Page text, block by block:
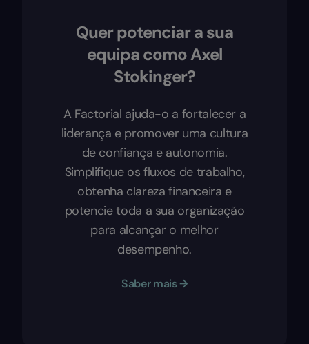
Quer potenciar a sua
equipa como Axel
Stokinger?
A Factorial ajuda-o a fortalecer a
liderança e promover uma cultura
de confiança e autonomia.
Simplifique os fluxos de trabalho,
obtenha clareza financeira e
potencie toda a sua organização
para alcançar o melhor
desempenho.
Saber mais →